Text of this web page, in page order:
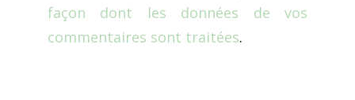
façon dont les données de vos
commentaires sont traitées.